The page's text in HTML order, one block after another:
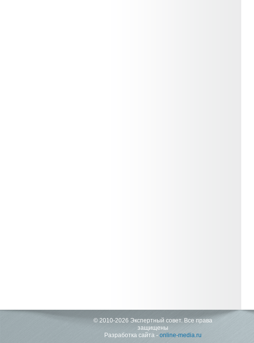
© 2010-2026 Экспертный совет. Все права
защищены
Разработка сайта - online-media.ru